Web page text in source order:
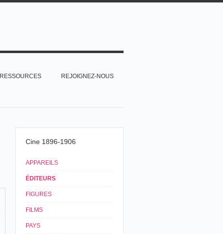
RESSOURCES REJOIGNEZ-NOUS
Cine 1896-1906
APPAREILS
ÉDITEURS
FIGURES
FILMS
PAYS